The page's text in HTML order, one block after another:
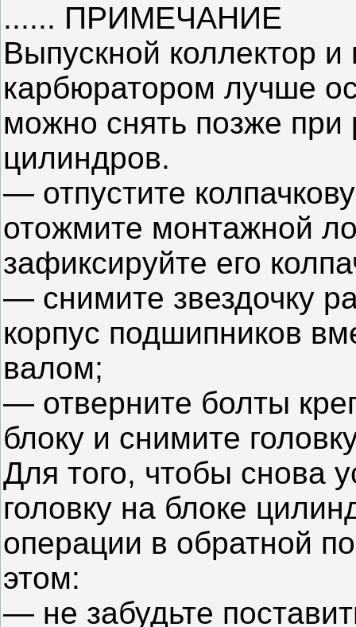
...... ПРИМЕЧАНИЕ
Выпускной коллектор и
карбюратором лучше
можно снять позже при
цилиндров.
— отпустите
отожмите монтажной
зафиксируйте его
— снимите звездочку
корпус подшипников
валом;
— отверните болты
блоку и снимите
Для того, чтобы снова
головку на блоке
операции в обратной
этом:
— не забудьте